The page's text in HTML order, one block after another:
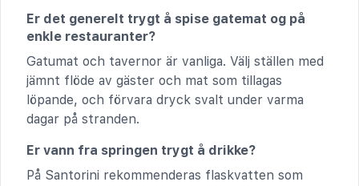
Er det generelt trygt å spise gatemat og på
enkle restauranter?
Gatumat och tavernor är vanliga. Välj ställen med
jämnt flöde av gäster och mat som tillagas
löpande, och förvara dryck svalt under varma
dagar på stranden.
Er vann fra springen trygt å drikke?
På Santorini rekommenderas flaskvatten som